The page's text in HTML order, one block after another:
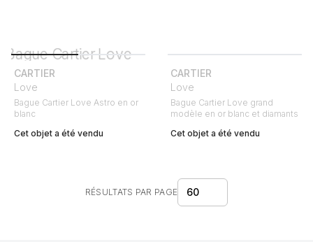
CARTIER
Love
Bague Cartier Love Astro en or
blanc
Cet objet a été vendu
CARTIER
Love
Bague Cartier Love grand
modèle en or blanc et diamants
Cet objet a été vendu
RÉSULTATS PAR PAGE 60